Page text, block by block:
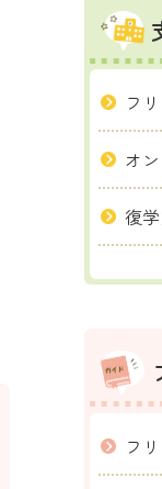
フ
オ
復
フ